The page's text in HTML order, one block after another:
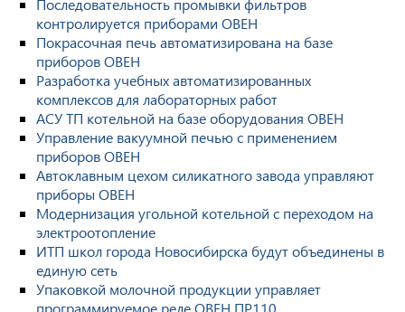
Последовательность промывки фильтров
контролируется приборами ОВЕН
Покрасочная печь автоматизирована на базе
приборов ОВЕН
Разработка учебных автоматизированных
комплексов для лабораторных работ
АСУ ТП котельной на базе оборудования ОВЕН
Управление вакуумной печью с применением
приборов ОВЕН
Автоклавным цехом силикатного завода управляют
приборы ОВЕН
Модернизация угольной котельной с переходом на
электроотопление
ИТП школ города Новосибирска будут объединены в
единую сеть
Упаковкой молочной продукции управляет
программируемое реле ОВЕН ПР110